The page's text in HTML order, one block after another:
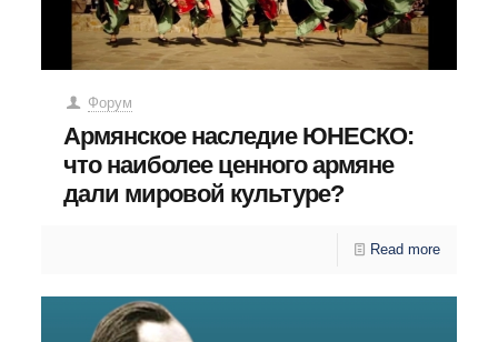
Форум
Армянское наследие ЮНЕСКО:
что наиболее ценного армяне
дали мировой культуре?
Read more